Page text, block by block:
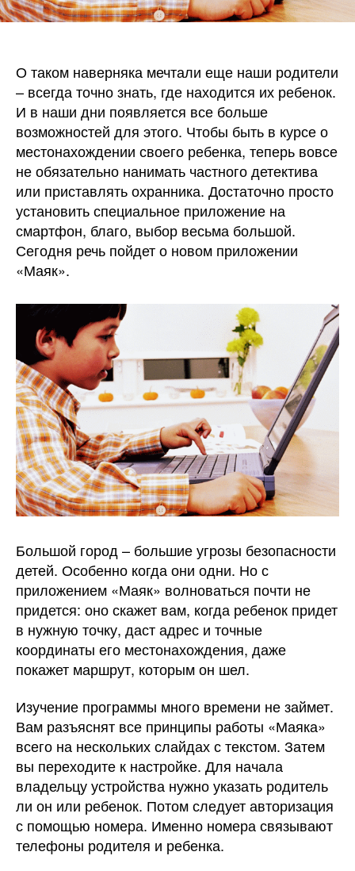
О таком наверняка мечтали еще наши родители
– всегда точно знать, где находится их ребенок.
И в наши дни появляется все больше
возможностей для этого. Чтобы быть в курсе о
местонахождении своего ребенка, теперь вовсе
не обязательно нанимать частного детектива
или приставлять охранника. Достаточно просто
установить специальное приложение на
смартфон, благо, выбор весьма большой.
Сегодня речь пойдет о новом приложении
«Маяк».
Большой город – большие угрозы безопасности
детей. Особенно когда они одни. Но с
приложением «Маяк» волноваться почти не
придется: оно скажет вам, когда ребенок придет
в нужную точку, даст адрес и точные
координаты его местонахождения, даже
покажет маршрут, которым он шел.
Изучение программы много времени не займет.
Вам разъяснят все принципы работы «Маяка»
всего на нескольких слайдах с текстом. Затем
вы переходите к настройке. Для начала
владельцу устройства нужно указать родитель
ли он или ребенок. Потом следует авторизация
с помощью номера. Именно номера связывают
телефоны родителя и ребенка.